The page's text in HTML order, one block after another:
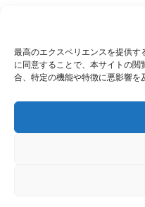
最高のエクスペリエンスを提供
に同意することで、本サイトの
合、特定の機能や特徴に悪影響を